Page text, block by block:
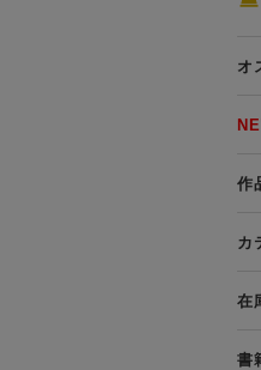
colleize Payについて
友達紹介キャンペーン
公式Xをフォローする
オ
作
カ
在
書